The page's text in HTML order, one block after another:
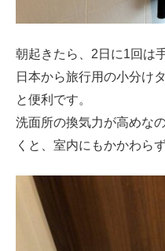
朝起きたら、2日に1回は
日本から旅行用の小分け
と便利です。
洗面所の換気力が高めな
くと、室内にもかかわら